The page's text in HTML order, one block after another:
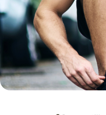
Joanete
Calcanhar
Dor no
Dor na Planta
Perna e
Pele
Novidades